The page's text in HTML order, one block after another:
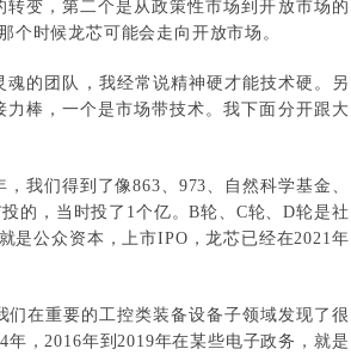
变，第二个是从政策性市场到开放市场的
个时候龙芯可能会走向开放市场。
的团队，我经常说精神硬才能技术硬。另
棒，一个是市场带技术。我下面分开跟大
我们得到了像863、973、自然科学基金、
的，当时投了1个亿。B轮、C轮、D轮是社
是公众资本，上市IPO，龙芯已经在2021年
在重要的工控类装备设备子领域发现了很
，2016年到2019年在某些电子政务，就是